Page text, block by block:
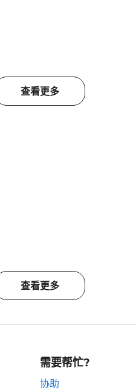
查看更多
查看更多
需要帮忙?
协助